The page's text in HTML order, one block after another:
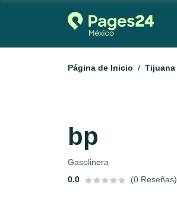
Página de Inicio Tijuana
bp
Gasolinera
0.0
(0 Reseñas)